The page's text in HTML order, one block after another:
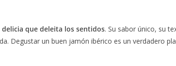
que deleita los sentidos. Su sabor único, su
Degustar un buen jamón ibérico es un verdadero